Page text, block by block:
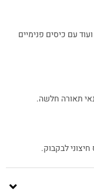
עם כיסים פנימיים
תאורה חלשה.
לבקבוק.